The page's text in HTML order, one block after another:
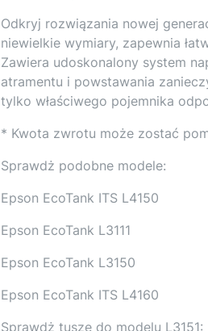
Odkryj rozwiązania nowej
niewielkie wymiary, zapewnia
Zawiera udoskonalony system
atramentu i powstawania
tylko właściwego pojemnika
* Kwota zwrotu może zostać
Sprawdż podobne modele:
Epson EcoTank ITS L4150
Epson EcoTank L3111
Epson EcoTank L3150
Epson EcoTank ITS L4160
Sprawdż tusze do modelu L3151: